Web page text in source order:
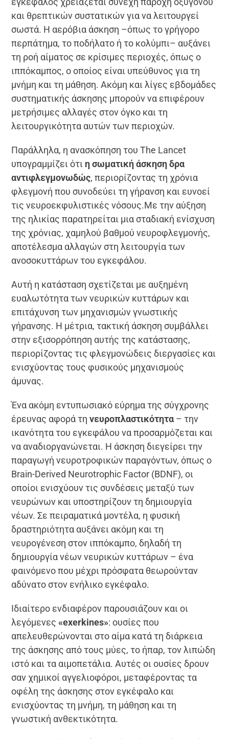
και θρεπτικών συστατικών για να λειτουργεί
σωστά. Η αερόβια άσκηση –όπως το γρήγορο
περπάτημα, το ποδήλατο ή το κολύμπι– αυξάνει
τη ροή αίματος σε κρίσιμες περιοχές, όπως ο
ιππόκαμπος, ο οποίος είναι υπεύθυνος για τη
μνήμη και τη μάθηση. Ακόμη και λίγες εβδομάδες
συστηματικής άσκησης μπορούν να επιφέρουν
μετρήσιμες αλλαγές στον όγκο και τη
λειτουργικότητα αυτών των περιοχών.
Παράλληλα, η ανασκόπηση του The Lancet
υπογραμμίζει ότι η σωματική άσκηση δρα
αντιφλεγμονωδώς, περιορίζοντας τη χρόνια
φλεγμονή που συνοδεύει τη γήρανση και ευνοεί
τις νευροεκφυλιστικές νόσους.Με την αύξηση
της ηλικίας παρατηρείται μια σταδιακή ενίσχυση
της χρόνιας, χαμηλού βαθμού νευροφλεγμονής,
αποτέλεσμα αλλαγών στη λειτουργία των
ανοσοκυττάρων του εγκεφάλου.
Αυτή η κατάσταση σχετίζεται με αυξημένη
ευαλωτότητα των νευρικών κυττάρων και
επιτάχυνση των μηχανισμών γνωστικής
γήρανσης. Η μέτρια, τακτική άσκηση συμβάλλει
στην εξισορρόπηση αυτής της κατάστασης,
περιορίζοντας τις φλεγμονώδεις διεργασίες και
ενισχύοντας τους φυσικούς μηχανισμούς
άμυνας.
Ένα ακόμη εντυπωσιακό εύρημα της σύγχρονης
έρευνας αφορά τηνευροπλαστικότητα – την
ικανότητα του εγκεφάλου να προσαρμόζεται και
να αναδιοργανώνεται. Η άσκηση διεγείρει την
παραγωγή νευροτροφικών παραγόντων, όπως ο
Brain-Derived Neurotrophic Factor (BDNF), οι
οποίοι ενισχύουν τις συνδέσεις μεταξύ των
νευρώνων και υποστηρίζουν τη δημιουργία
νέων. Σε πειραματικά μοντέλα, η φυσική
δραστηριότητα αυξάνει ακόμη και τη
νευρογένεση στον ιππόκαμπο, δηλαδή τη
δημιουργία νέων νευρικών κυττάρων – ένα
φαινόμενο που μέχρι πρόσφατα θεωρούνταν
αδύνατο στον ενήλικο εγκέφαλο.
Ιδιαίτερο ενδιαφέρον παρουσιάζουν και οι
λεγόμενες«exerkines»: ουσίες που
απελευθερώνονται στο αίμα κατά τη διάρκεια
της άσκησης από τους μύες, το ήπαρ, τον λιπώδη
ιστό και τα αιμοπετάλια. Αυτές οι ουσίες δρουν
σαν χημικοί αγγελιοφόροι, μεταφέροντας τα
οφέλη της άσκησης στον εγκέφαλο και
ενισχύοντας τη μνήμη, τη μάθηση και τη
γνωστική ανθεκτικότητα.